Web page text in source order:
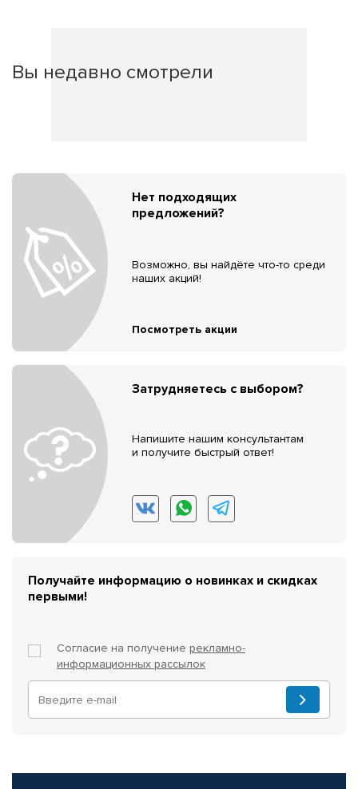
Вы недавно смотрели
Нет подходящих
предложений?
Возможно, вы найдёте что-то среди
наших акций!
Посмотреть акции
Затрудняетесь с выбором?
Напишите нашим консультантам
и получите быстрый ответ!
Получайте информацию о новинках и скидках
первыми!
Согласие на получение рекламно-
информационных рассылок